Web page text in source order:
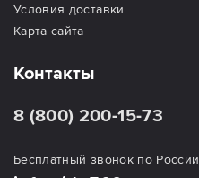
Условия доставки
Карта сайта
Контакты
8 (800) 200-15-73
Бесплатный звонок по России